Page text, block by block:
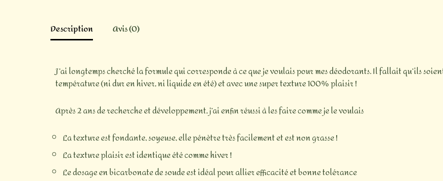
Description Avis (0)
J’ai longtemps cherché la formule qui corresponde à ce que je voulais pour mes déodorants. Il fallait qu’ils
température (ni dur en hiver, ni liquide en été) et avec une super texture 100% plaisir !
Après 2 ans de recherche et développement, j’ai enfin réussi à les faire comme je le voulais
La texture est fondante, soyeuse, elle pénètre très facilement et est non grasse !
La texture plaisir est identique été comme hiver !
Le dosage en bicarbonate de soude est idéal pour allier efficacité et bonne tolérance